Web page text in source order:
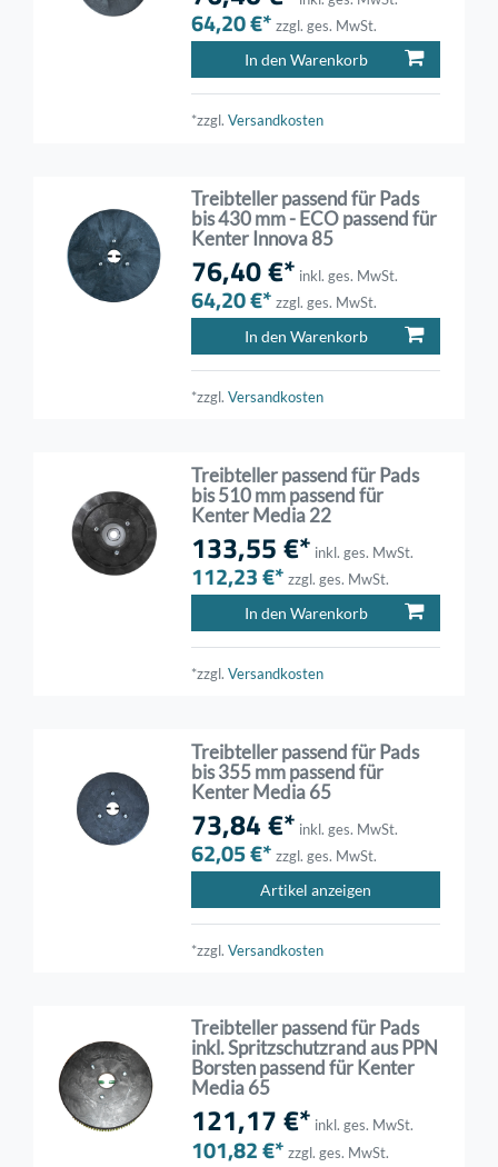
64,20 €* zzgl. ges. MwSt.
In den Warenkorb
*zzgl.Versandkosten
Treibteller passend für Pads
bis 430 mm - ECO passend für
Kenter Innova 85
76,40 €* inkl. ges. MwSt.
64,20 €* zzgl. ges. MwSt.
In den Warenkorb
*zzgl.Versandkosten
Treibteller passend für Pads
bis 510 mm passend für
Kenter Media 22
133,55 €* inkl. ges. MwSt.
112,23 €* zzgl. ges. MwSt.
In den Warenkorb
*zzgl.Versandkosten
Treibteller passend für Pads
bis 355 mm passend für
Kenter Media 65
73,84 €* inkl. ges. MwSt.
62,05 €* zzgl. ges. MwSt.
Artikel anzeigen
*zzgl.Versandkosten
Treibteller passend für Pads
inkl. Spritzschutzrand aus PPN
Borsten passend für Kenter
Media 65
121,17 €* inkl. ges. MwSt.
101,82 €* zzgl. ges. MwSt.